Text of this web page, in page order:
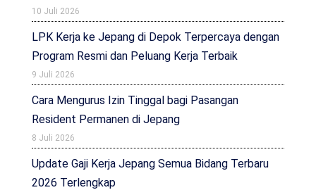
10 Juli 2026
LPK Kerja ke Jepang di Depok Terpercaya dengan
Program Resmi dan Peluang Kerja Terbaik
9 Juli 2026
Cara Mengurus Izin Tinggal bagi Pasangan
Resident Permanen di Jepang
8 Juli 2026
Update Gaji Kerja Jepang Semua Bidang Terbaru
2026 Terlengkap